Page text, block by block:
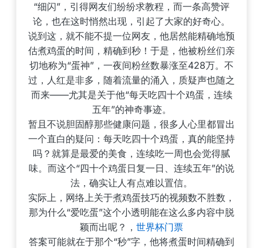
“细闪”，引得网友们纷纷求教程，而一条高赞评
论，也在这时悄然出现，引起了大家的好奇心。
说到这，就不能不提一位网友，他居然能精确地预
估煮鸡蛋的时间，精确到秒！于是，他被粉丝们亲
切地称为“蛋神”，一夜间粉丝数暴涨至428万。不
过，人红是非多，随着流量的涌入，质疑声也随之
而来——尤其是关于他“每天吃四十个鸡蛋，连续
五年”的神奇事迹。
暂且不说胆固醇那些健康问题，很多人心里都冒出
一个直白的疑问：每天吃四十个鸡蛋，真的能坚持
吗？就算是最爱的美食，连续吃一周也会觉得腻
味。而这个“四十个鸡蛋日复一日、连续五年”的说
法，确实让人有点难以置信。
实际上，网络上关于煮鸡蛋技巧的视频数不胜数，
那为什么“爱吃蛋”这个小透明能在这么多内容中脱
颖而出呢？， 世界杯门票
答案可能就在于那个“秒”字，他将煮蛋时间精确到